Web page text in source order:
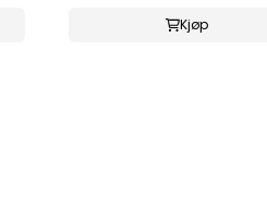
Kjøp